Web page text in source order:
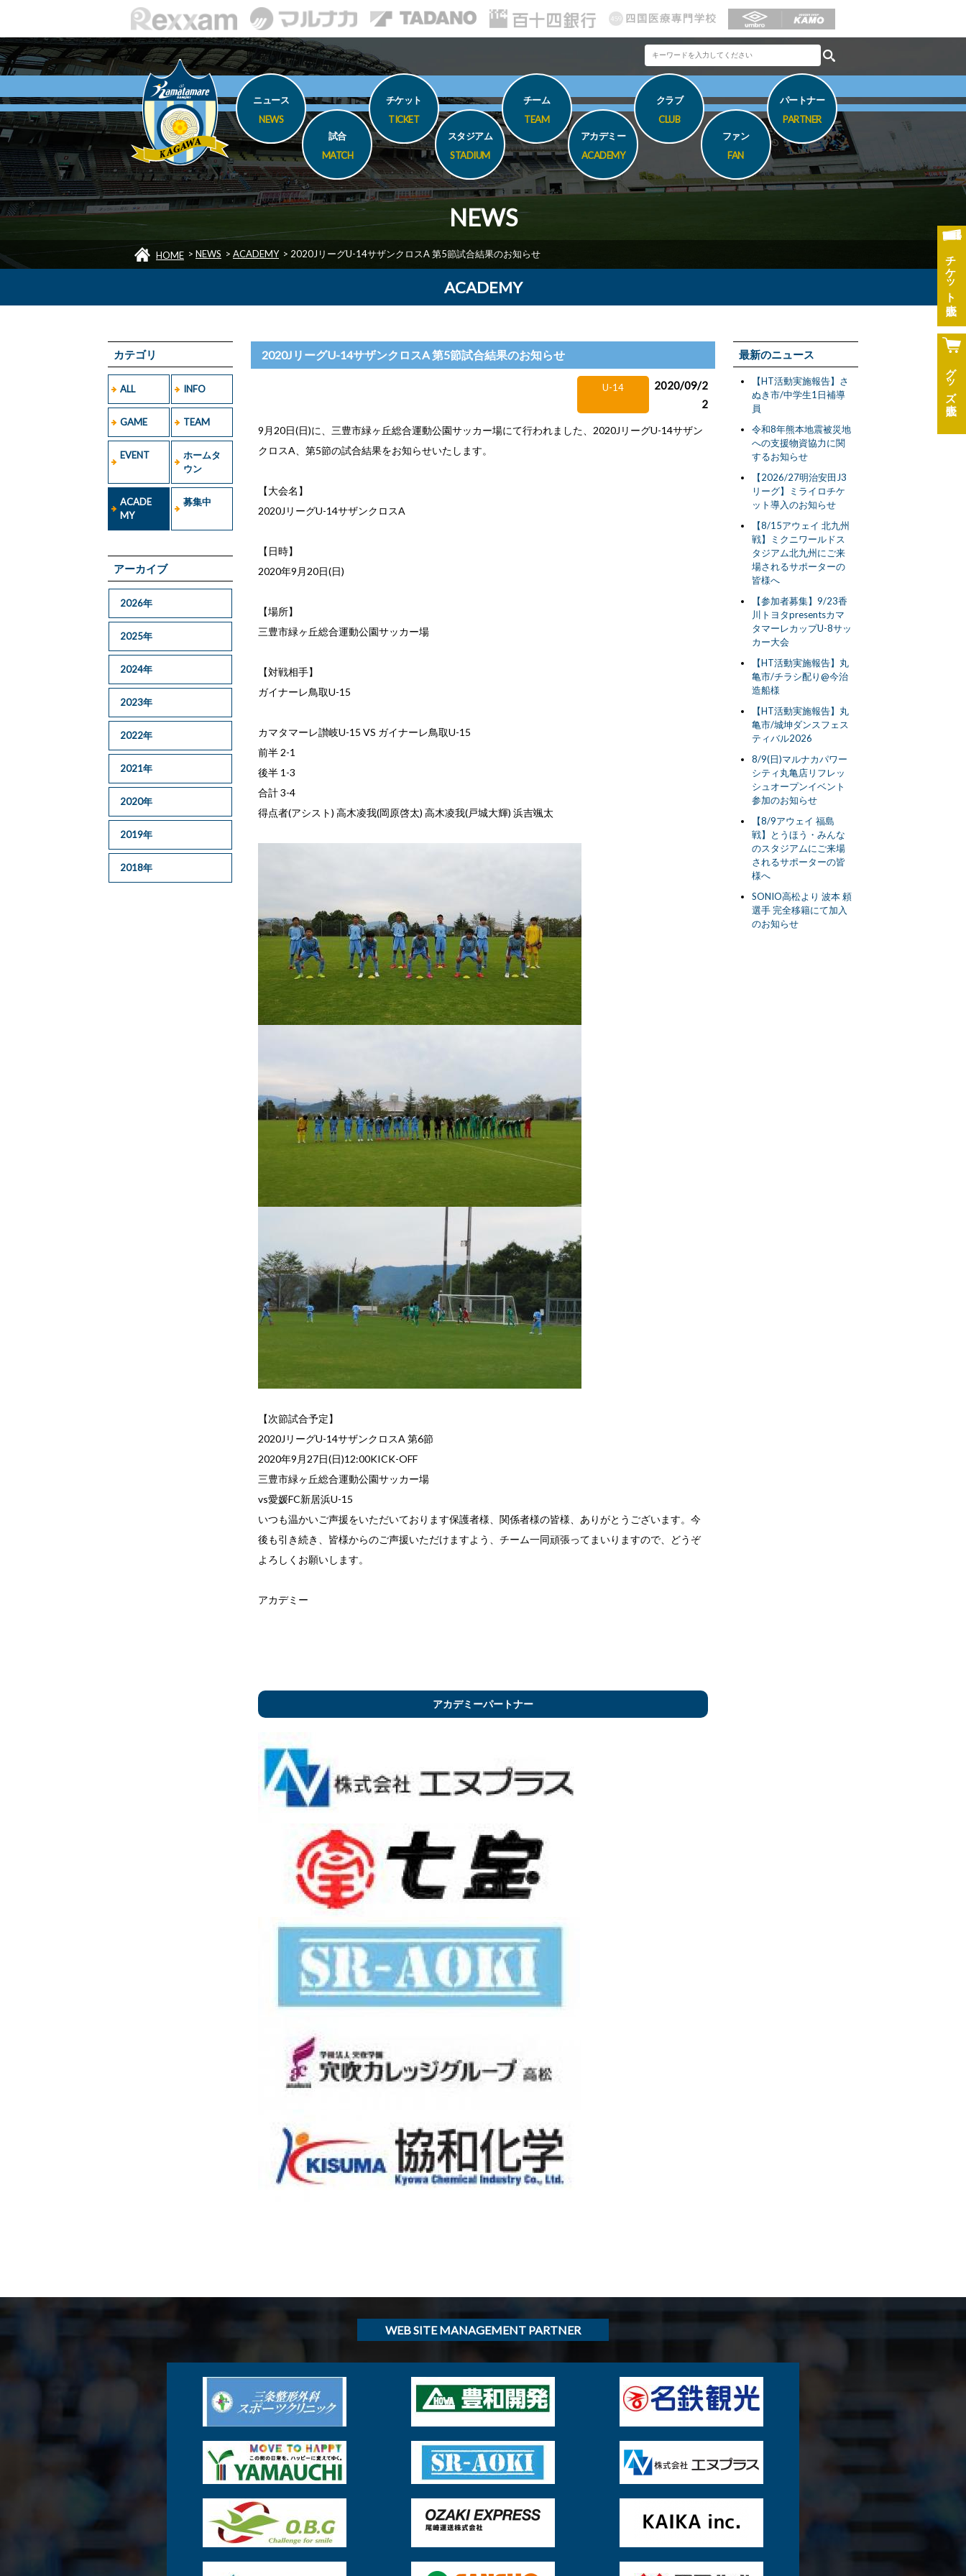
チケット
グッズ
ニュース
NEWS
試合
MATCH
チケット
TICKET
スタジアム
STADIUM
チーム
TEAM
アカデミー
ACADEMY
クラブ
CLUB
ファン
FAN
パートナー
PARTNER
NEWS
HOME > NEWS > ACADEMY > 2020JリーグU-14サザンクロスA 第5節試合結果のお知らせ
ACADEMY
カテゴリ
ALL INFO
GAME TEAM
EVENT
ホームタ
ウン
ACADE
MY
募集中
アーカイブ
2026年
2025年
2024年
2023年
2022年
2021年
2020年
2019年
2018年
2020JリーグU-14サザンクロスA 第5節試合結果のお知らせ
U-14
2020/09/2
2
9月20日(日)に、三豊市緑ヶ丘総合運動公園サッカー場にて行われました、2020JリーグU-14サザン
クロスA、第5節の試合結果をお知らせいたします。
【大会名】
2020JリーグU-14サザンクロスA
【日時】
2020年9月20日(日)
【場所】
三豊市緑ヶ丘総合運動公園サッカー場
【対戦相手】
ガイナーレ鳥取U-15
カマタマーレ讃岐U-15 VS ガイナーレ鳥取U-15
前半 2-1
後半 1-3
合計 3-4
得点者(アシスト) 高木凌我(岡原啓太) 高木凌我(戸城大輝) 浜吉颯太
【次節試合予定】
2020JリーグU-14サザンクロスA 第6節
2020年9月27日(日)12:00KICK-OFF
三豊市緑ヶ丘総合運動公園サッカー場
vs愛媛FC新居浜U-15
いつも温かいご声援をいただいております保護者様、関係者様の皆様、ありがとうございます。今
後も引き続き、皆様からのご声援いただけますよう、チーム一同頑張ってまいりますので、どうぞ
よろしくお願いします。
アカデミー
アカデミーパートナー
最新のニュース
【HT活動実施報告】さ
ぬき市/中学生1日補導
員
令和8年熊本地震被災地
への支援物資協力に関
するお知らせ
【2026/27明治安田J3
リーグ】ミライロチケ
ット導入のお知らせ
【8/15アウェイ 北九州
戦】ミクニワールドス
タジアム北九州にご来
場されるサポーターの
皆様へ
【参加者募集】9/23香
川トヨタpresentsカマ
タマーレカップU-8サッ
カー大会
【HT活動実施報告】丸
亀市/チラシ配り@今治
造船様
【HT活動実施報告】丸
亀市/城坤ダンスフェス
ティバル2026
8/9(日)マルナカパワー
シティ丸亀店リフレッ
シュオープンイベント
参加のお知らせ
【8/9アウェイ 福島
戦】とうほう・みんな
のスタジアムにご来場
されるサポーターの皆
様へ
SONIO高松より 波本 頼
選手 完全移籍にて加入
のお知らせ
WEB SITE MANAGEMENT PARTNER